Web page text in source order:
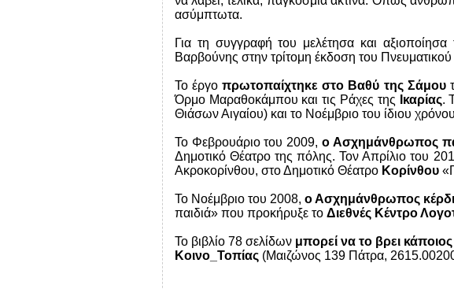
ασύμπτωτα.
Για τη συγγραφή του μελέτησα και
Βαρβούνης στην τρίτομη έκδοση του
Το έργοπρωτοπαίχτηκε στο Βαθύ της Σάμου
Όρμο Μαραθοκάμπου και τις Ράχες της
Ικαρίας.
Θιάσων Αιγαίου) και το Νοέμβριο του ίδιου
Το Φεβρουάριο του 2009,ο Ασχημάνθρωπος
Δημοτικό Θέατρο της πόλης. Τον Απρίλιο του
Ακροκορίνθου, στο Δημοτικό Θέατρο Κορίνθου
Το Νοέμβριο του 2008,ο Ασχημάνθρωπος
παιδιά» που προκήρυξε το Διεθνές Κέντρο
Το βιβλίο 78 σελίδων μπορεί να το βρει
Κοινο_Τοπίας(Μαιζώνος 139 Πάτρα,